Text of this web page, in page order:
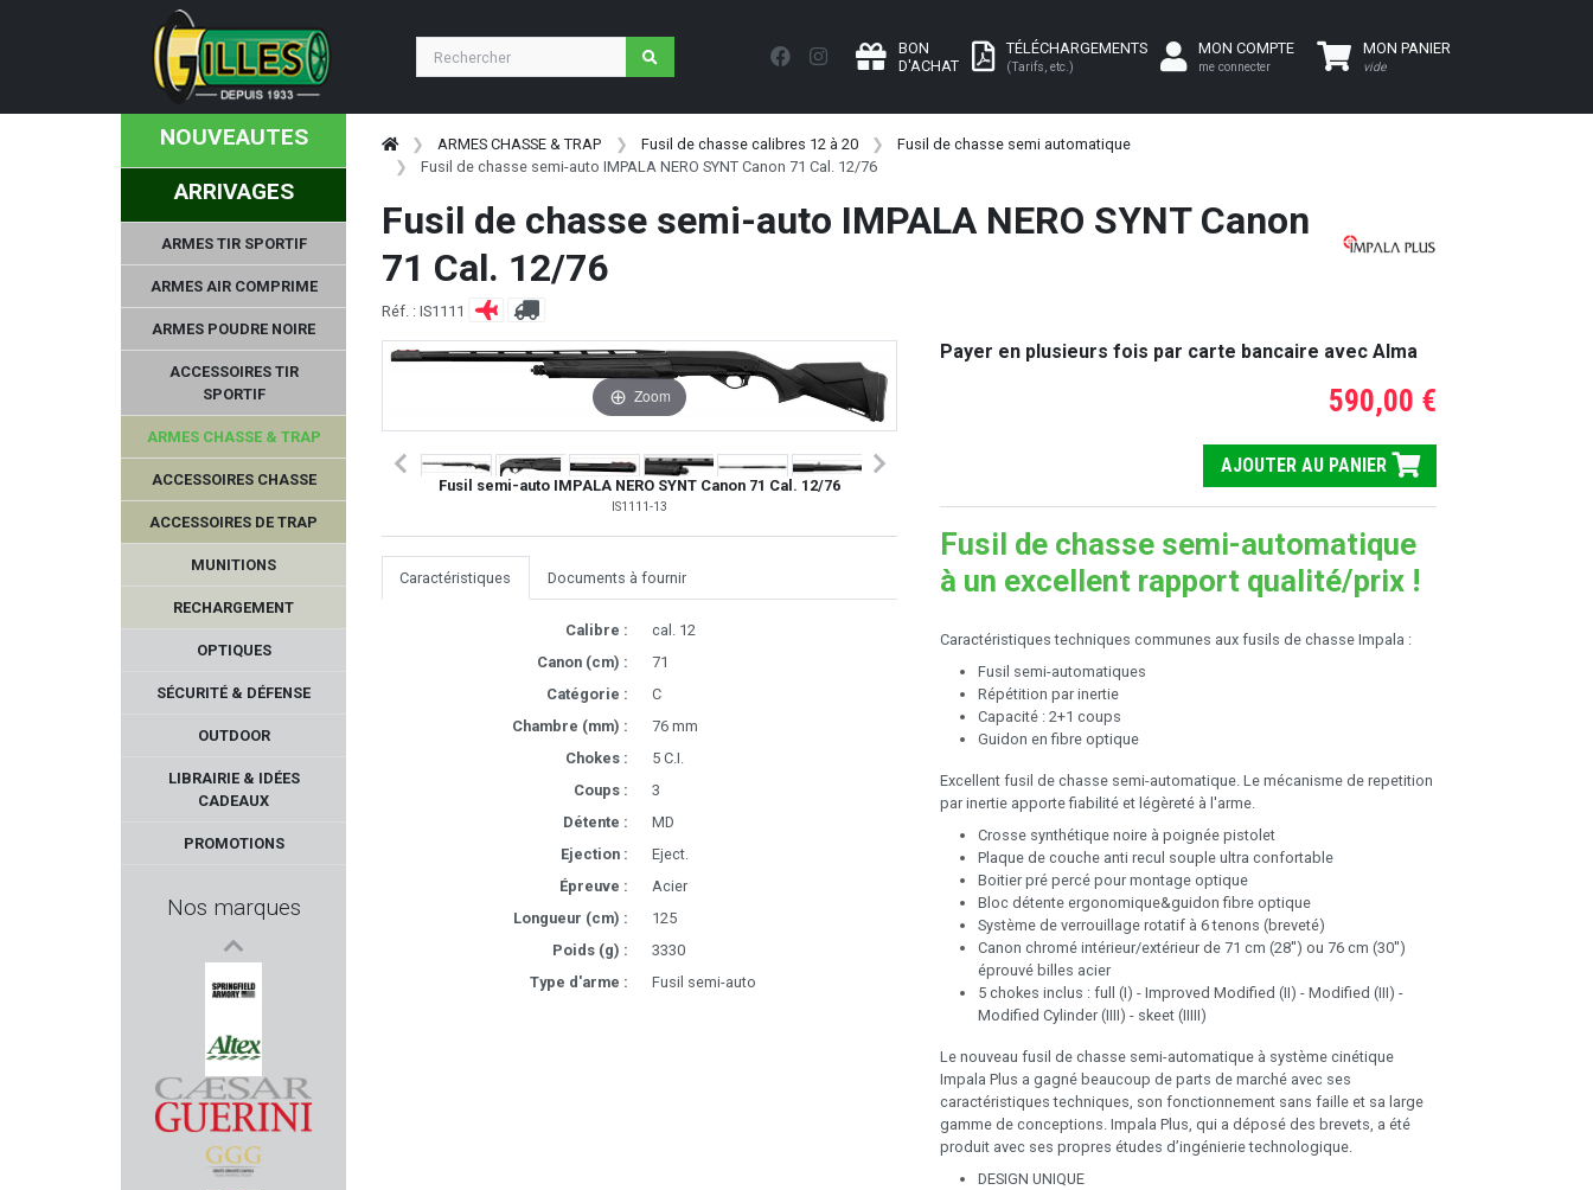
BON
D'ACHAT
TÉLÉCHARGEMENTS
(Tarifs, etc.)
MON COMPTE
me connecter
MON PANIER
vide
NOUVEAUTES
ARRIVAGES
ARMES TIR SPORTIF
ARMES AIR COMPRIME
ARMES POUDRE NOIRE
ACCESSOIRES TIR
SPORTIF
ARMES CHASSE & TRAP
ACCESSOIRES CHASSE
ACCESSOIRES DE TRAP
MUNITIONS
RECHARGEMENT
OPTIQUES
SÉCURITÉ & DÉFENSE
OUTDOOR
LIBRAIRIE & IDÉES
CADEAUX
PROMOTIONS
Nos marques
MEGALINE
SPRINGFIELD ARMORY
ALTEX
CAESAR GUERINI
ARMES CHASSE & TRAP Fusil de chasse calibres 12 à 20
Fusil de chasse semi automatique
Fusil de chasse semi-auto IMPALA NERO SYNT Canon 71 Cal. 12/76
Fusil de chasse semi-auto IMPALA NERO SYNT Canon
71 Cal. 12/76
Réf. : IS1111
Zoom
Fusil semi-auto IMPALA NERO SYNT Canon 71 Cal. 12/76
IS1111-13
Caractéristiques Documents à fournir
Calibre :
cal. 12
Canon (cm) :
71
Catégorie :
C
Chambre (mm) :
76 mm
Chokes :
5 C.I.
Coups :
3
Détente :
MD
Ejection :
Eject.
Épreuve :
Acier
Longueur (cm) :
125
Poids (g) :
3330
Type d'arme :
Fusil semi-auto
Payer en plusieurs fois par carte bancaire avec Alma
590,00 €
AJOUTER AU PANIER
Fusil de chasse semi-automatique
à un excellent rapport qualité/prix !
Caractéristiques techniques communes aux fusils de chasse Impala :
Fusil semi-automatiques
Répétition par inertie
Capacité : 2+1 coups
Guidon en fibre optique
Excellent fusil de chasse semi-automatique. Le mécanisme de repetition
par inertie apporte fiabilité et légèreté à l'arme.
Crosse synthétique noire à poignée pistolet
Plaque de couche anti recul souple ultra confortable
Boitier pré percé pour montage optique
Bloc détente ergonomique&guidon fibre optique
Système de verrouillage rotatif à 6 tenons (breveté)
Canon chromé intérieur/extérieur de 71 cm (28'') ou 76 cm (30'')
éprouvé billes acier
5 chokes inclus : full (I) - Improved Modified (II) - Modified (III) -
Modified Cylinder (IIII) - skeet (IIIII)
Le nouveau fusil de chasse semi-automatique à système cinétique
Impala Plus a gagné beaucoup de parts de marché avec ses
caractéristiques techniques, son fonctionnement sans faille et sa large
gamme de conceptions. Impala Plus, qui a déposé des brevets, a été
produit avec ses propres études d’ingénierie technologique.
DESIGN UNIQUE